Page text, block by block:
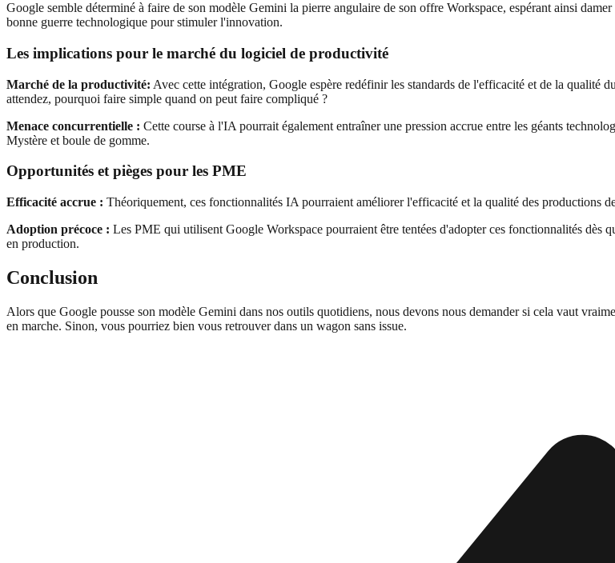
Google semble déterminé à faire de son modèle Gemini la pierre angulaire de son offre Workspace, espérant ainsi
bonne guerre technologique pour stimuler l'innovation.
Les implications pour le marché du logiciel de productivité
Marché de la productivité: Avec cette intégration, Google espère redéfinir les standards de l'efficacité et de la
attendez, pourquoi faire simple quand on peut faire compliqué ?
Menace concurrentielle : Cette course à l'IA pourrait également entraîner une pression accrue entre les géants
Mystère et boule de gomme.
Opportunités et pièges pour les PME
Efficacité accrue : Théoriquement, ces fonctionnalités IA pourraient améliorer l'efficacité et la qualité des productions
Adoption précoce : Les PME qui utilisent Google Workspace pourraient être tentées d'adopter ces fonctionnalités dès
en production.
Conclusion
Alors que Google pousse son modèle Gemini dans nos outils quotidiens, nous devons nous demander si cela vaut
en marche. Sinon, vous pourriez bien vous retrouver dans un wagon sans issue.